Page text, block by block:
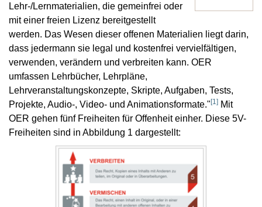
Lehr-/Lernmaterialien, die gemeinfrei oder
mit einer freien Lizenz bereitgestellt
werden. Das Wesen dieser offenen Materialien liegt darin,
dass jedermann sie legal und kostenfrei vervielfältigen,
verwenden, verändern und verbreiten kann. OER
umfassen Lehrbücher, Lehrpläne,
Lehrveranstaltungskonzepte, Skripte, Aufgaben, Tests,
Projekte, Audio-, Video- und Animationsformate." [1] Mit
OER gehen fünf Freiheiten für Offenheit einher. Diese 5V-
Freiheiten sind in Abbildung 1 dargestellt: